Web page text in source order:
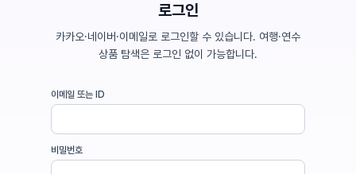
로그인
카카오·네이버·이메일로 로그인할 수 있습니다. 여행·연수
상품 탐색은 로그인 없이 가능합니다.
이메일 또는 ID
비밀번호